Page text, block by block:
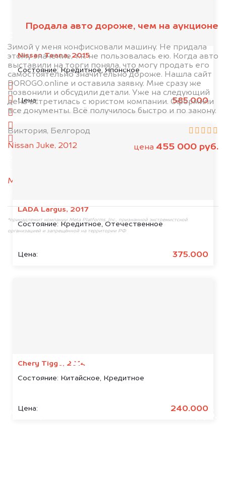
Nissan Teana, 2015
Состояние:Кредитное, Японское
Цена: 585.000
LADA Largus, 2017
Состояние: Кредитное, Отечественное
Цена: 375.000
Chery Tiggo, 2014
Состояние: Китайское, Кредитное
Цена: 240.000
Продала авто дороже, чем на аукционе
Зимой у меня конфисковали машину. Не придала
этому значение, т.к. не пользовалась ею. Когда авто
выставили на торги поняла, что могу продать его
самостоятельно значительно дороже. Нашла сайт
DOROGO.online и оставила заявку. Мне сразу же
позвонили и обсудили детали. Уже на следующий
день встретилась с юристом компании. Оформили
все документы. Всё получилось быстро и по закону.
Виктория, Белгород
Nissan Juke, 2012
цена 455 000 руб.
минуту эксперт-оценщик назовёт сумму.
1. Сфотографируйте машину:
спереди
сзади
слева
MAX
*принадлежит компании Meta Platforms, Inc., признанной экстремистской
организацией и запрещённой на территории РФ
БЕСПЛАТНО
Узнайте стоимость арестованных
Мы купим ваше авто на 20.000 руб.